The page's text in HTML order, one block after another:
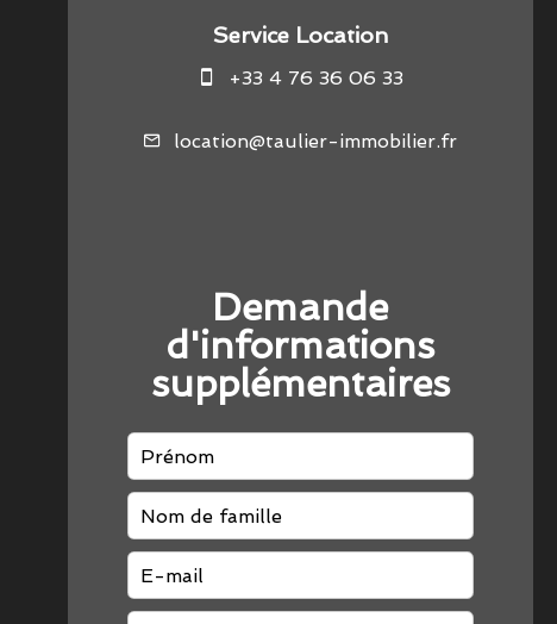
Service Location
+33 4 76 36 06 33
location@taulier-immobilier.fr
Demande
d'informations
supplémentaires